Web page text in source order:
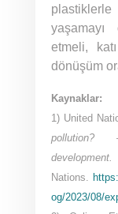
etmeli,
dönüşüm
Kaynaklar:
1) United
pollution?
development.
Nations.
og/2023/08/